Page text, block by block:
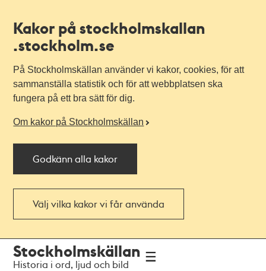
Kakor på stockholmskallan
.stockholm.se
På Stockholmskällan använder vi kakor, cookies, för att
sammanställa statistik och för att webbplatsen ska
fungera på ett bra sätt för dig.
Om kakor på Stockholmskällan
Godkänn alla kakor
Välj vilka kakor vi får använda
navigationen
huvudinnehållet
Stockholmskällan
Historia i ord, ljud och bild